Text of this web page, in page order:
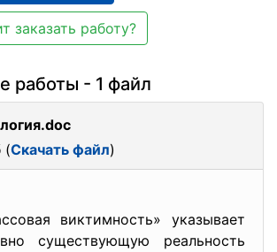
заказать работу?
работы - 1 файл
(Скачать файл)
виктимность» указывает
существующую реальность